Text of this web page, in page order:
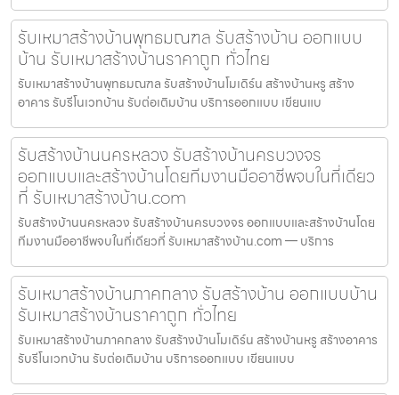
รับเหมาสร้างบ้านพุทธมณฑล รับสร้างบ้าน ออกแบบ
บ้าน รับเหมาสร้างบ้านราคาถูก ทั่วไทย
รับเหมาสร้างบ้านพุทธมณฑล รับสร้างบ้านโมเดิร์น สร้างบ้านหรู สร้าง
อาคาร รับรีโนเวทบ้าน รับต่อเติมบ้าน บริการออกแบบ เขียนแบ
รับสร้างบ้านนครหลวง รับสร้างบ้านครบวงจร
ออกแบบและสร้างบ้านโดยทีมงานมืออาชีพจบในที่เดียว
ที่ รับเหมาสร้างบ้าน.com
รับสร้างบ้านนครหลวง รับสร้างบ้านครบวงจร ออกแบบและสร้างบ้านโดย
ทีมงานมืออาชีพจบในที่เดียวที่ รับเหมาสร้างบ้าน.com — บริการ
รับเหมาสร้างบ้านภาคกลาง รับสร้างบ้าน ออกแบบบ้าน
รับเหมาสร้างบ้านราคาถูก ทั่วไทย
รับเหมาสร้างบ้านภาคกลาง รับสร้างบ้านโมเดิร์น สร้างบ้านหรู สร้างอาคาร
รับรีโนเวทบ้าน รับต่อเติมบ้าน บริการออกแบบ เขียนแบบ